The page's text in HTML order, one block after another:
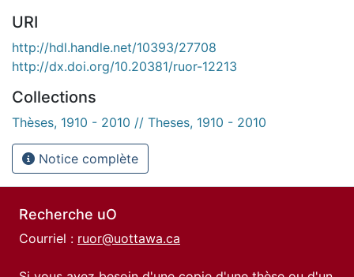
URI
http://hdl.handle.net/10393/27708
http://dx.doi.org/10.20381/ruor-12213
Collections
Thèses, 1910 - 2010 // Theses, 1910 - 2010
Notice complète
Recherche uO
Courriel : ruor@uottawa.ca